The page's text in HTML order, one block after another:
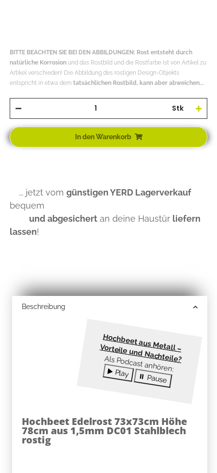
BITTE BEACHTEN SIE BEI DEN ABBILDUNGEN: Rost entsteht durch
natürliche Korrosion und das Rostbild und die Rostfarbe ist von Artikel zu
Artikel verschieden! Die Abbildung des rostigen Design-Objekts
entspricht in etwa dem tatsächlichen Rostbild, kann aber abweichen...
Stk
In den Warenkorb
... jetzt vom günstigen YERD Lagerverkauf
bequem
und abgesichert an deine Haustür liefern
lassen!
Beschreibung
Hochbeet aus M
etall –
Vorteile und Nachteile?
Als Podcast anhören:
▶️ Play ⏸ Pause
Hochbeet Edelrost 73x73cm Höhe
78cm aus 1,5mm DC01 Stahlblech
rostig